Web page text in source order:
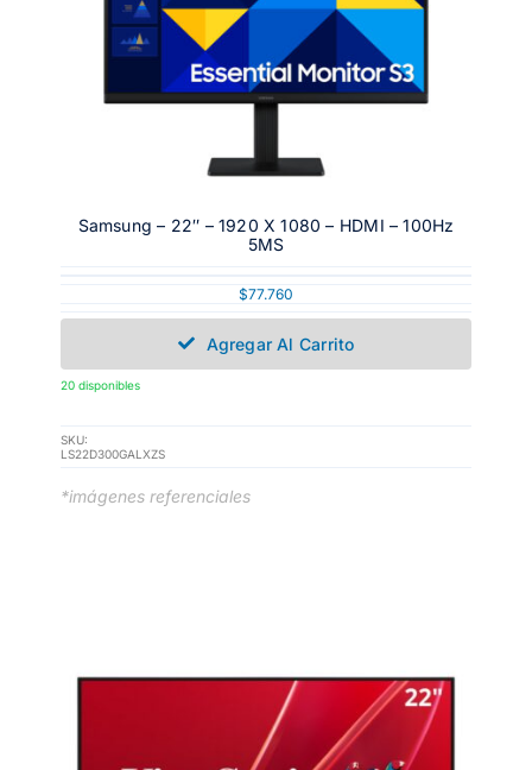
Samsung – 22″ – 1920 X 1080 – HDMI – 100Hz
5MS
$77.760
Agregar Al Carrito
20 disponibles
SKU:
LS22D300GALXZS
*imágenes referenciales